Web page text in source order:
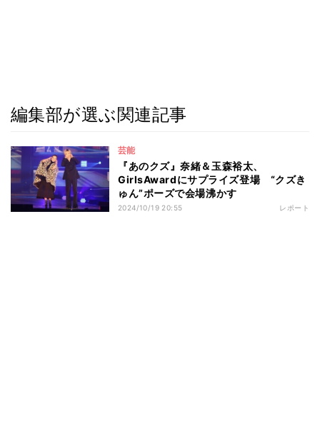
編集部が選ぶ関連記事
芸能
『あのクズ』奈緒＆玉森裕太、
GirlsAwardにサプライズ登場 “クズき
ゅん”ポーズで会場沸かす
2024/10/19 20:55 レポート